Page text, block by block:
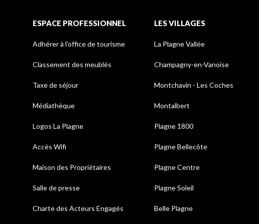
ESPACE PROFESSIONNEL
Adhérer à l'office de tourisme
Classement des meublés
Taxe de séjour
Médiathèque
Logos La Plagne
Accès Wifi
Maison des Propriétaires
Salle de presse
Charte des Acteurs Engagés
LES VILLAGES
La Plagne Vallée
Champagny-en-Vanoise
Montchavin - Les Coches
Montalbert
Plagne 1800
Plagne Bellecôte
Plagne Centre
Plagne Soleil
Belle Plagne